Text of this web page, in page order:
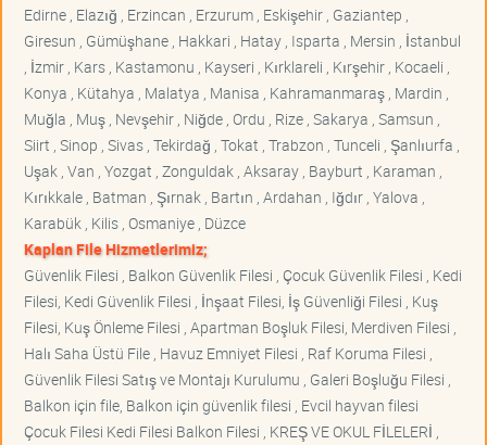
Edirne , Elazığ , Erzincan , Erzurum , Eskişehir , Gaziantep ,
Giresun , Gümüşhane , Hakkari , Hatay , Isparta , Mersin , İstanbul
, İzmir , Kars , Kastamonu , Kayseri , Kırklareli , Kırşehir , Kocaeli ,
Konya , Kütahya , Malatya , Manisa , Kahramanmaraş , Mardin ,
Muğla , Muş , Nevşehir , Niğde , Ordu , Rize , Sakarya , Samsun ,
Siirt , Sinop , Sivas , Tekirdağ , Tokat , Trabzon , Tunceli , Şanlıurfa ,
Uşak , Van , Yozgat , Zonguldak , Aksaray , Bayburt , Karaman ,
Kırıkkale , Batman , Şırnak , Bartın , Ardahan , Iğdır , Yalova ,
Karabük , Kilis , Osmaniye , Düzce
Kaplan File Hizmetlerimiz;
Güvenlik Filesi , Balkon Güvenlik Filesi , Çocuk Güvenlik Filesi , Kedi
Filesi, Kedi Güvenlik Filesi , İnşaat Filesi, İş Güvenliği Filesi , Kuş
Filesi, Kuş Önleme Filesi , Apartman Boşluk Filesi, Merdiven Filesi ,
Halı Saha Üstü File , Havuz Emniyet Filesi , Raf Koruma Filesi ,
Güvenlik Filesi Satış ve Montajı Kurulumu , Galeri Boşluğu Filesi ,
Balkon için file, Balkon için güvenlik filesi , Evcil hayvan filesi
Çocuk Filesi Kedi Filesi Balkon Filesi , KREŞ VE OKUL FİLELERİ ,